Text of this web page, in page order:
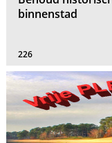
binnenstad
226